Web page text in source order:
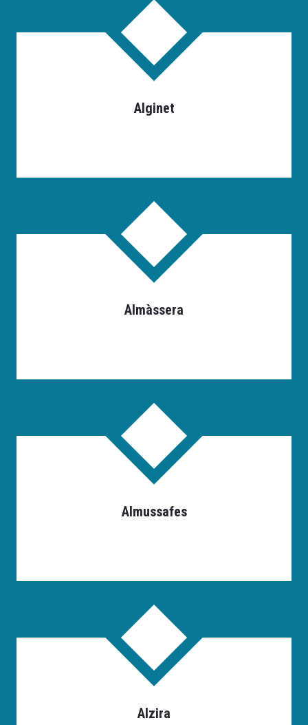
Alginet
Almàssera
Almussafes
Alzira